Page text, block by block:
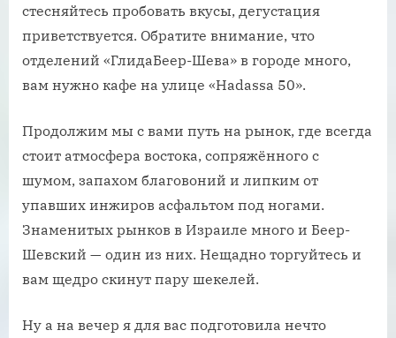
стесняйтесь пробовать вкусы, дегустация
приветствуется. Обратите внимание, что
отделений «ГлидаБеер-Шева» в городе много,
вам нужно кафе на улице «Hadassa 50».
Продолжим мы с вами путь на рынок, где всегда
стоит атмосфера востока, сопряжённого с
шумом, запахом благовоний и липким от
упавших инжиров асфальтом под ногами.
Знаменитых рынков в Израиле много и Беер-
Шевский — один из них. Нещадно торгуйтесь и
вам щедро скинут пару шекелей.
Ну а на вечер я для вас подготовила нечто